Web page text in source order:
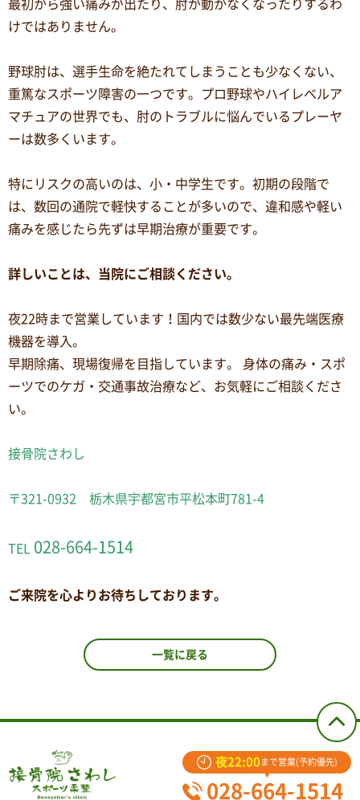
最初から強い痛みが出たり、肘が動かなくなったりするわ
けではありません。
野球肘は、選手生命を絶たれてしまうことも少なくない、
重篤なスポーツ障害の一つです。プロ野球やハイレベルア
マチュアの世界でも、肘のトラブルに悩んでいるプレーヤ
ーは数多くいます。
特にリスクの高いのは、小・中学生です。初期の段階で
は、数回の通院で軽快することが多いので、違和感や軽い
痛みを感じたら先ずは早期治療が重要です。
詳しいことは、当院にご相談ください。
夜22時まで営業しています！国内では数少ない最先端医療
機器を導入。
早期除痛、現場復帰を目指しています。 身体の痛み・スポ
ーツでのケガ・交通事故治療など、お気軽にご相談くださ
い。
接骨院さわし
〒321-0932 栃木県宇都宮市平松本町781-4
TEL 028-664-1514
ご来院を心よりお待ちしております。
一覧に戻る
夜22:00 まで営業(予約優先)
028-664-1514